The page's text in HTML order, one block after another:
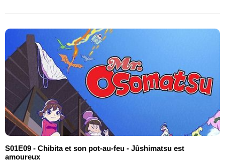
S01E09 - Chibita et son pot-au-feu - Jûshimatsu est
amoureux